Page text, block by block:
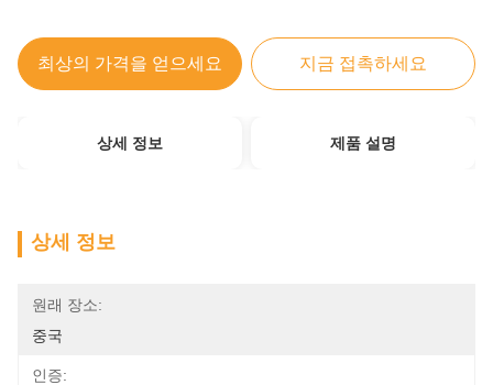
최상의 가격을 얻으세요 지금 접촉하세요
상세 정보 제품 설명
상세 정보
원래 장소:
중국
인증: